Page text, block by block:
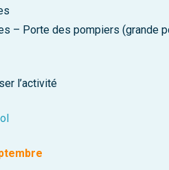
– Porte des pompiers (grande
l’activité